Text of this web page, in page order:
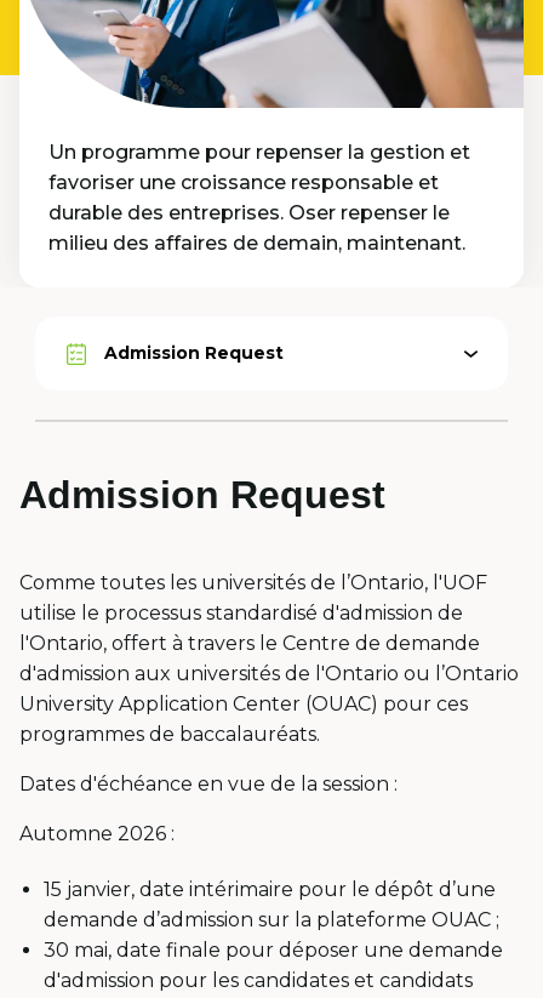
Un programme pour repenser la gestion et
favoriser une croissance responsable et
durable des entreprises. Oser repenser le
milieu des affaires de demain, maintenant.
Open
ActiveAdmission Request
Admission Request
Comme toutes les universités de l’Ontario, l'UOF
utilise le processus standardisé d'admission de
l'Ontario, offert à travers le Centre de demande
d'admission aux universités de l'Ontario ou l’Ontario
University Application Center (OUAC) pour ces
programmes de baccalauréats.
Dates d'échéance en vue de la session :
Automne 2026 :
15 janvier, date intérimaire pour le dépôt d’une
demande d’admission sur la plateforme OUAC ;
30 mai, date finale pour déposer une demande
d'admission pour les candidates et candidats